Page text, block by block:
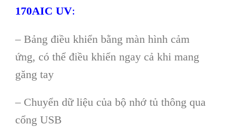
170AIC UV:
– Bảng điều khiển bằng màn hình cảm
ứng, có thể điều khiển ngay cả khi mang
găng tay
– Chuyển dữ liệu của bộ nhớ tủ thông qua
cổng USB